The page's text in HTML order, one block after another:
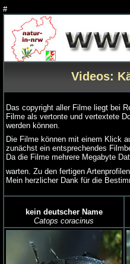
#
Videos:
Das copyright aller Filme liegt bei
Filme als vertonte und vertextete
werden können.
Die Filme können mit einem Klick
zunächst ein entsprechendes
Da die Filme mehrere Megabyte
warten. Zu den fertigen
Mein herzlicher Dank für die
kein deutscher Name
Catops coracinus